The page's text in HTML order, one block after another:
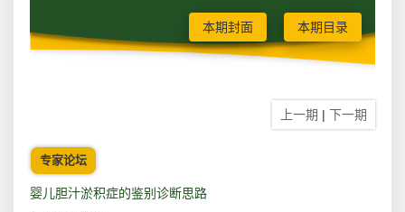
本期封面 本期目录
上一期 | 下一期
专家论坛
婴儿胆汁淤积症的鉴别诊断思路